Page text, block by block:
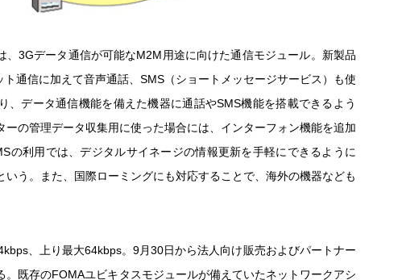
、3Gデータ通信が可能なM2M用途に向けた通信モジュール。新製品
通信に加えて音声通話、SMS（ショートメッセージサービス）も使
、データ通信機能を備えた機器に通話やSMS機能を搭載できるよう
ーの管理データ収集用に使った場合には、インターフォン機能を追加
の利用では、デジタルサイネージの情報更新を手軽にできるように
いう。また、国際ローミングにも対応することで、海外の機器なども
、上り最大64kbps。9月30日から法人向け販売およびパートナー
。既存のFOMAユビキタスモジュールが備えていたネットワークアシ